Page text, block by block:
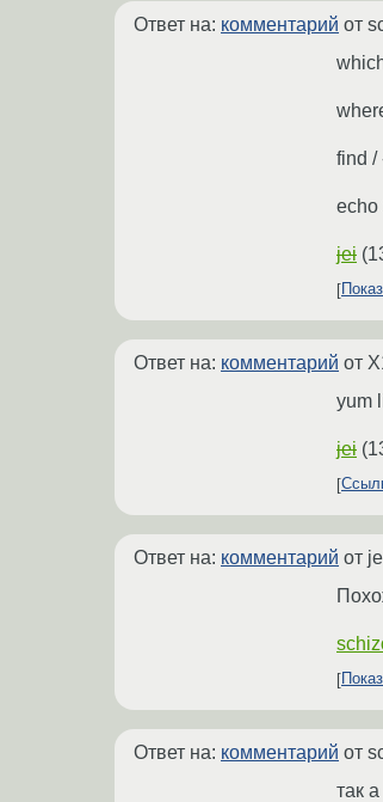
Ответ на: комментарий от
find /
echo
jei (
Ответ на: комментарий от
yum
jei (
Ответ на: комментарий от
Ответ на: комментарий от
так